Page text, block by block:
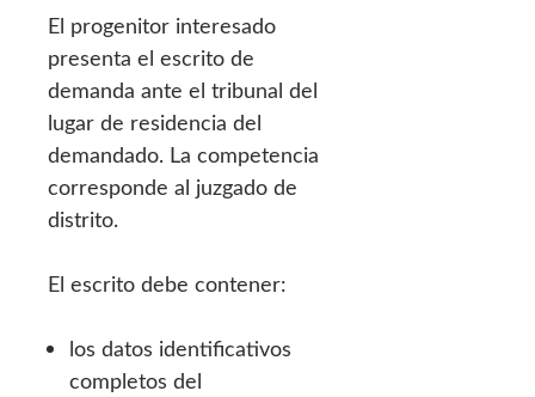
El progenitor interesado
presenta el escrito de
demanda ante el tribunal del
lugar de residencia del
demandado. La competencia
corresponde al juzgado de
distrito.
El escrito debe contener:
los datos identificativos
completos del